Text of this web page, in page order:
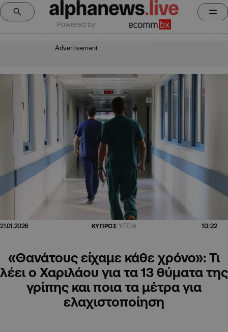
Powered by:
Advertisement
21.01.2026 ΚΥΠΡΟΣ ΥΓΕΙΑ 10:22
«Θανάτους είχαμε κάθε χρόνο»: Τι
λέει ο Χαριλάου για τα 13 θύματα της
γρίπης και ποια τα μέτρα για
ελαχιστοποίηση